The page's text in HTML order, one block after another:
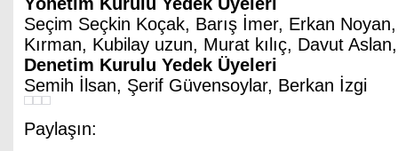
Seçim Seçkin Koçak, Barış İmer, Erkan
Kırman, Kubilay uzun, Murat kılıç, Davut
Denetim Kurulu Yedek Üyeleri
Semih İlsan, Şerif Güvensoylar, Berkan İzgi
Paylaşın: